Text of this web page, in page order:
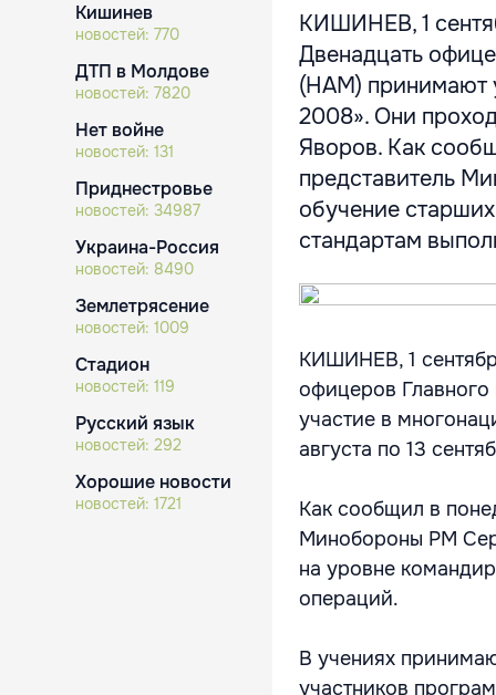
Кишинев
новостей: 770
ДТП в Молдове
новостей: 7820
Нет войне
новостей: 131
Приднестровье
новостей: 34987
Украина-Россия
новостей: 8490
Землетрясение
новостей: 1009
Стадион
новостей: 119
Русский язык
новостей: 292
Хорошие новости
новостей: 1721
КИШИНЕВ, 1
Двенадцать
(НАМ) принимают
2008». Они
Яворов. Как
представитель
обучение
стандартам
КИШИНЕВ, 1
офицеров
участие в
августа по 13
Как сообщил в
Минобороны РМ
на уровне
операций.
В учениях
участников